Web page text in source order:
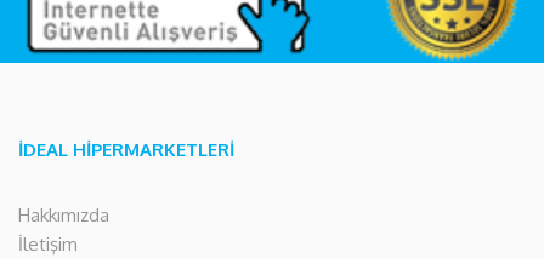
İDEAL HİPERMARKETLERİ
Hakkımızda
İletişim